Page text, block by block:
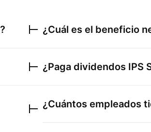
? ¿Cuál es el beneficio
¿Paga dividendos IPS
¿Cuántos empleados